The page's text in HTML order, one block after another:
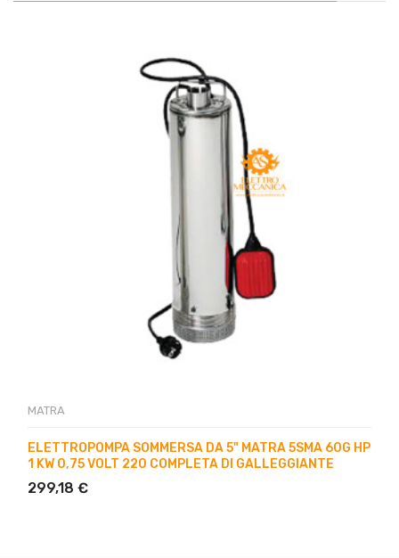
MATRA
ELETTROPOMPA SOMMERSA DA 5" MATRA 5SMA 60G HP
1 KW 0,75 VOLT 220 COMPLETA DI GALLEGGIANTE
299,18 €